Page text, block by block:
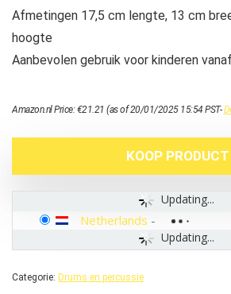
Afmetingen 17,5 cm lengte, 13 cm
hoogte
Aanbevolen gebruik voor kinderen
Amazon.nl Price:€21.21 (as of 20/01/2025 15:54 PST-
KOOP PRODUCT
Updating...
Updating...
Netherlands -
Categorie: Drums en percussie